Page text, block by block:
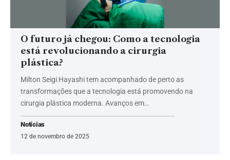
O futuro já chegou: Como a tecnologia
está revolucionando a cirurgia
plástica?
Milton Seigi Hayashi tem acompanhado de perto as
transformações que a tecnologia está promovendo na
cirurgia plástica moderna. Avanços em…
Notícias
12 de novembro de 2025